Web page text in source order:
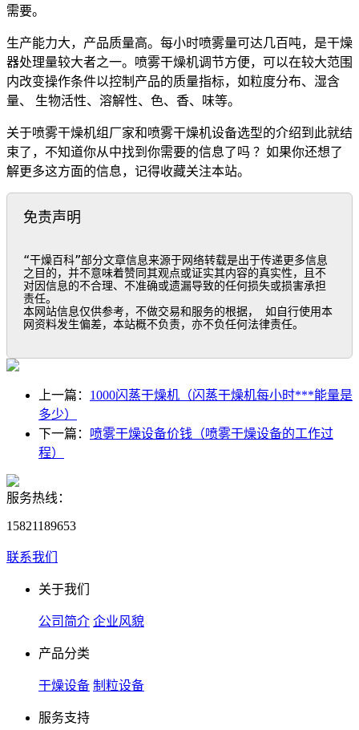
需要。
生产能力大，产品质量高。每小时喷雾量可达几百吨，是干燥
器处理量较大者之一。喷雾干燥机调节方便，可以在较大范围
内改变操作条件以控制产品的质量指标，如粒度分布、湿含
量、 生物活性、溶解性、色、香、味等。
关于喷雾干燥机组厂家和喷雾干燥机设备选型的介绍到此就结
束了，不知道你从中找到你需要的信息了吗 ？如果你还想了
解更多这方面的信息，记得收藏关注本站。
免责声明
“干燥百科”部分文章信息来源于网络转载是出于传递更多信息
之目的，并不意味着赞同其观点或证实其内容的真实性，且不
对因信息的不合理、不准确或遗漏导致的任何损失或损害承担
责任。
本网站信息仅供参考，不做交易和服务的根据， 如自行使用本
网资料发生偏差，本站概不负责，亦不负任何法律责任。
上一篇： 1000闪蒸干燥机（闪蒸干燥机每小时***能量是
多少）
下一篇： 喷雾干燥设备价钱（喷雾干燥设备的工作过
程）
服务热线：
15821189653
联系我们
关于我们
公司简介 企业风貌
产品分类
干燥设备 制粒设备
服务支持